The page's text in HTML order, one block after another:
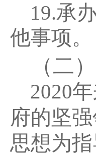
19.承
他事项。
（二
2020
府的坚
思想为